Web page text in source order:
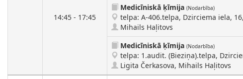
14:45 - 17:45
Medicīniskā ķīmija (Nodarbība)
telpa: A-406.telpa, Dzirciema iela,
Mihails Haļitovs
Medicīniskā ķīmija (Nodarbība)
telpa: 1.audit. (Bieziņa).telpa,
Ligita Čerkasova, Mihails Haļitovs